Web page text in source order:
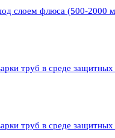
слоем флюса (500-2000
труб в среде
труб в среде